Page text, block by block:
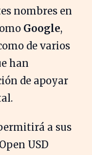
nombres en
Google,
de varios
han
de apoyar
a sus
USD